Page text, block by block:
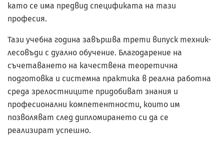
като се има предвид спецификата на тази
професия.
Тази учебна година завършва трети випуск техник-
лесовъди с дуално обучение. Благодарение на
съчетаването на качествена теоретична
подготовка и системна практика в реална работна
среда зрелостниците придобиват знания и
професионални компетентности, които им
позволяват след дипломирането си да се
реализират успешно.